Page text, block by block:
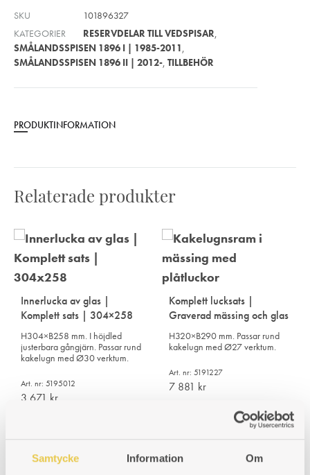
Samtycke Information Om
SKU
101896327
KATEGORIER
RESERVDELAR TILL VEDSPISAR,
SMÅLANDSSPISEN 1896 I | 1985-2011,
SMÅLANDSSPISEN 1896 II | 2012-, TILLBEHÖR
PRODUKTINFORMATION
Relaterade produkter
Innerlucka av glas |
Komplett sats | 304×258
H304×B258 mm. I höjdled
justerbara gångjärn. Passar rund
kakelugn med Ø30 verktum.
Art. nr: 5195012
3 671 kr
Komplett lucksats |
Graverad mässing och glas
H320×B290 mm. Passar rund
kakelugn med Ø27 verktum.
Art. nr: 5191227
7 881 kr